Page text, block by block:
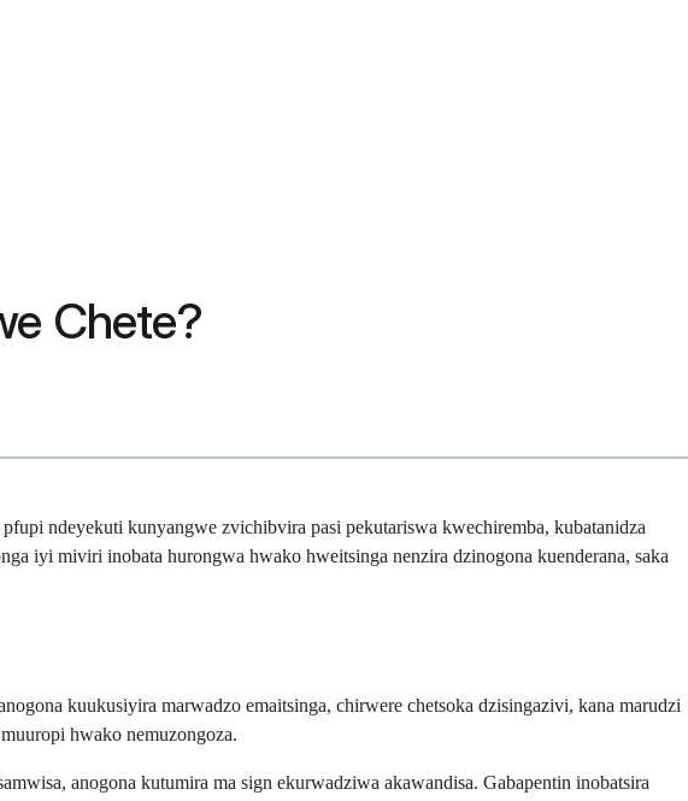
Chete?
ndeyekuti kunyangwe zvichibvira pasi pekutariswa kwechiremba, kubatanidza
iyi miviri inobata hurongwa hwako hweitsinga nenzira dzinogona kuenderana, saka
kuukusiyira marwadzo emaitsinga, chirwere chetsoka dzisingazivi, kana marudzi
hwako nemuzongoza.
anogona kutumira ma sign ekurwadziwa akawandisa. Gabapentin inobatsira